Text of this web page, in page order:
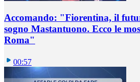
Accomando: "Fiorentina, il
sogno Mastantuono. Ecco le
Roma"
00:57